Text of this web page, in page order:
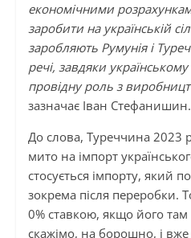
економічними
заробити на українській
заробляють Румунія і
речі, завдяки
провідну роль з
зазначає Іван Стефанишин.
До слова, Туреччина 2023
мито на імпорт
стосується імпорту, який
зокрема після переробки.
0% ставкою, якщо його
скажімо, на борошно, і